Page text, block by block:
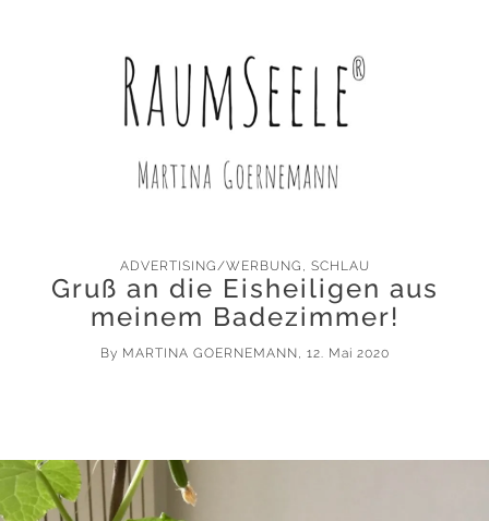
ADVERTISING/WERBUNG , SCHLAU
Gruß an die Eisheiligen aus
meinem Badezimmer!
By MARTINA GOERNEMANN , 12. Mai 2020